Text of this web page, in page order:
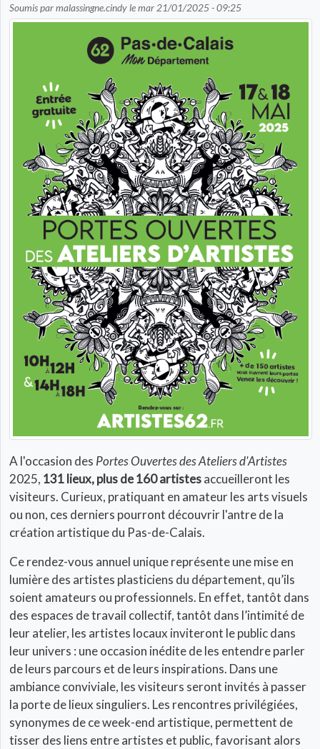
Soumis parmalassingne.cindylemar 21/01/2025 - 09:25
A l'occasion des Portes Ouvertes des Ateliers d'Artistes
2025, 131 lieux, plus de 160 artistesaccueilleront les
visiteurs. Curieux, pratiquant en amateur les arts visuels
ou non, ces derniers pourront découvrir l'antre de la
création artistique du Pas-de-Calais.
Ce rendez-vous annuel unique représente une mise en
lumière des artistes plasticiens du département, qu’ils
soient amateurs ou professionnels. En effet, tantôt dans
des espaces de travail collectif, tantôt dans l’intimité de
leur atelier, les artistes locaux inviteront le public dans
leur univers : une occasion inédite de les entendre parler
de leurs parcours et de leurs inspirations. Dans une
ambiance conviviale, les visiteurs seront invités à passer
la porte de lieux singuliers. Les rencontres privilégiées,
synonymes de ce week-end artistique, permettent de
tisser des liens entre artistes et public, favorisant alors